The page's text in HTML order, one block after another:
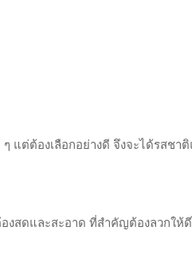
ๆ แต่ต้องเลือกอย่างดี จึงจะได้รสช
งสดและสะอาด ที่สำคัญต้องลวกให้